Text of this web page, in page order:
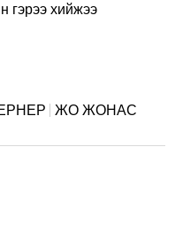
гэрээ хийжээ
ЖО ЖОНАС